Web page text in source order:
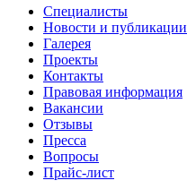
Специалисты
Новости и публикации
Галерея
Проекты
Контакты
Правовая информация
Вакансии
Отзывы
Пресса
Вопросы
Прайс-лист